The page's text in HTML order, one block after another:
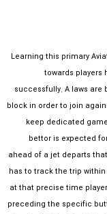
Learning this primary
towards players
successfully. A laws
block in order to join
keep dedicated
bettor is expected
ahead of a jet departs
has to track the trip
at that precise time
preceding the specific